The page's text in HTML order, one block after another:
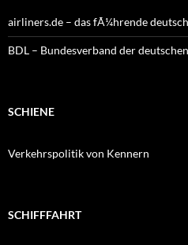
airliners.de – das fÃ¼hrende
BDL – Bundesverband der
SCHIENE
Verkehrspolitik von Kennern
SCHIFFFAHRT